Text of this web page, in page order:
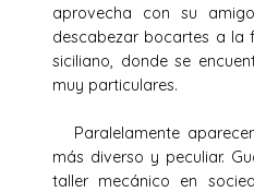
aprovecha con su
descabezar bocartes a la
siciliano, donde se
muy particulares.
Paralelamente
más diverso y peculiar.
taller mecánico en